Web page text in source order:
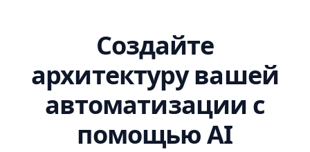
Создайте
архитектуру вашей
автоматизации с
помощью AI